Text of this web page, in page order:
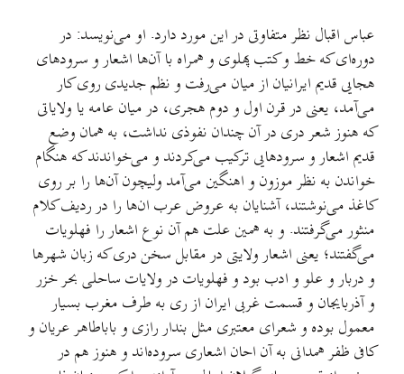
عباس اقبال نظر متفاوتی در اين مورد دارد. او می‌نويسد: در
دوره‌ای که خط و کتب پهلوی و همراه با آن‌ها اشعار و سرودهای
هجايی قديم ايرانيان از ميان می‌رفت و نظم جديدی روی کار
می‌آمد، يعنی در قرن اول و دوم هجری، در ميان عامه يا ولاياتی
که هنوز شعر دری در آن چندان نفوذی نداشت، به همان وضع
قديم اشعار و سرودهايی ترکيب می‌کردند و می‌خواندند که هنگام
خواندن به نظر موزون و اهنگين می‌آمد ولیچون آن‌ها را بر روی
کاغذ می‌نوشتند، آشنايان به عروض عرب ان‌ها را در رديف کلام
منثور می‌گرفتند. و به همين علت هم آن نوع اشعار را فهلويات
می‌گفتند؛ يعنی اشعار ولايتی در مقابل سخن دری که زبان شهرها
و دربار و علو و ادب بود و فهلويات در ولايات ساحلی بحر خزر
و آذربايجان و قسمت غربی ايران از ری به طرف مغرب بسيار
معمول بوده و شعرای معتبری مثل بندار رازی و باباطاهر عريان و
کافی ظفر همدانی به آن احان اشعاری سروده‌اند و هنوز هم در